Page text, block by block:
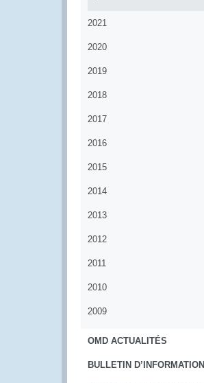
2021
2020
2019
2018
2017
2016
2015
2014
2013
2012
2011
2010
2009
OMD ACTUALITÉS
BULLETIN D’INFORMATION